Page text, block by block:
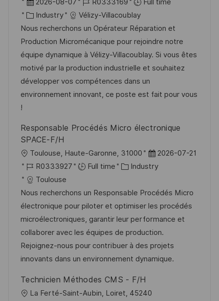
c
a
t
i
o
n
o
s
t
e
d
D
a
2026-08-07
o
b
I
d
R0333169
Full time
C
a
t
e
g
o
r
Industry
Vélizy-Villacoublay
Nous recherchons un Opérateur Réparation et
Production Micromécanique pour rejoindre notre
équipe dynamique à Vélizy-Villacoublay. Si vous êtes
motivé par la production industrielle et souhaitez
développer vos compétences dans un
environnement innovant, ce poste est fait pour vous
!
Responsable Procédés Micro électronique
SPACE-F/H
L
o
c
a
t
i
o
n
Toulouse, Haute-Garonne, 31000
P
o
t
e
d
D
a
t
2026-07-21
J
o
b
I
d
R0333927 Full time
C
t
e
g
o
r
y
Industry
Toulouse
Nous recherchons un Responsable Procédés Micro
électronique pour piloter et optimiser les procédés
microélectroniques, garantir leur performance et
collaborer avec les équipes de production.
Rejoignez-nous pour contribuer à des projets
innovants dans un environnement dynamique.
Technicien Méthodes CMS - F/H
L
La Ferté-Saint-Aubin, Loiret, 45240